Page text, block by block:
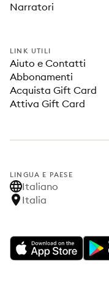
Narratori
LINK UTILI
Aiuto e Contatti
Abbonamenti
Acquista Gift Card
Attiva Gift Card
LINGUA E PAESE
Italiano
Italia